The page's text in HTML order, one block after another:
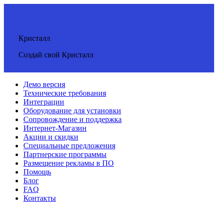
Кристалл
Создай свой Кристалл
Демо версия
Технические требования
Интеграции
Оборудование для установки
Сопровождение и поддержка
Интернет-Магазин
Акции и скидки
Специальные предложения
Партнерские программы
Размещение рекламы в ПО
Помощь
Блог
FAQ
Контакты